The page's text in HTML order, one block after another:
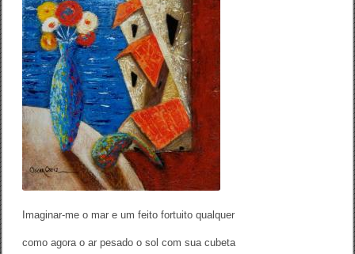
n
a
r
-
m
e
o
m
a
r
L
e
o
o
Imaginar-me o mar e um feito fortuito qualquer
como agora o ar pesado o sol com sua cubeta